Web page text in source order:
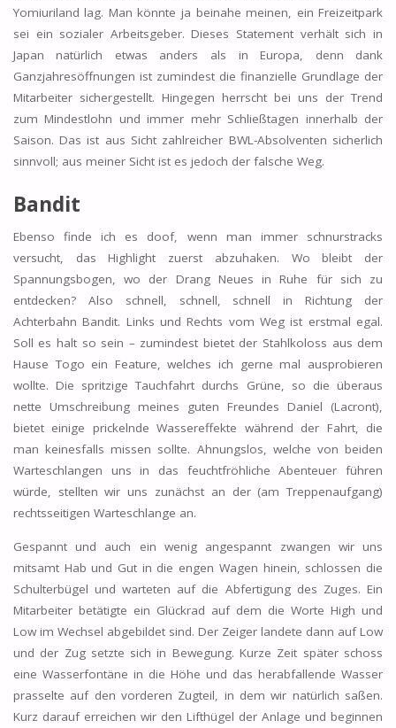
Yomiuriland lag. Man könnte ja beinahe meinen, ein Freizeitpark
sei ein sozialer Arbeitsgeber. Dieses Statement verhält sich in
Japan natürlich etwas anders als in Europa, denn dank
Ganzjahresöffnungen ist zumindest die finanzielle Grundlage der
Mitarbeiter sichergestellt. Hingegen herrscht bei uns der Trend
zum Mindestlohn und immer mehr Schließtagen innerhalb der
Saison. Das ist aus Sicht zahlreicher BWL-Absolventen sicherlich
sinnvoll; aus meiner Sicht ist es jedoch der falsche Weg.
Bandit
Ebenso finde ich es doof, wenn man immer schnurstracks
versucht, das Highlight zuerst abzuhaken. Wo bleibt der
Spannungsbogen, wo der Drang Neues in Ruhe für sich zu
entdecken? Also schnell, schnell, schnell in Richtung der
Achterbahn Bandit. Links und Rechts vom Weg ist erstmal egal.
Soll es halt so sein – zumindest bietet der Stahlkoloss aus dem
Hause Togo ein Feature, welches ich gerne mal ausprobieren
wollte. Die spritzige Tauchfahrt durchs Grüne, so die überaus
nette Umschreibung meines guten Freundes Daniel (Lacront),
bietet einige prickelnde Wassereffekte während der Fahrt, die
man keinesfalls missen sollte. Ahnungslos, welche von beiden
Warteschlangen uns in das feuchtfröhliche Abenteuer führen
würde, stellten wir uns zunächst an der (am Treppenaufgang)
rechtsseitigen Warteschlange an.
Gespannt und auch ein wenig angespannt zwangen wir uns
mitsamt Hab und Gut in die engen Wagen hinein, schlossen die
Schulterbügel und warteten auf die Abfertigung des Zuges. Ein
Mitarbeiter betätigte ein Glückrad auf dem die Worte High und
Low im Wechsel abgebildet sind. Der Zeiger landete dann auf Low
und der Zug setzte sich in Bewegung. Kurze Zeit später schoss
eine Wasserfontäne in die Höhe und das herabfallende Wasser
prasselte auf den vorderen Zugteil, in dem wir natürlich saßen.
Kurz darauf erreichen wir den Lifthügel der Anlage und beginnen